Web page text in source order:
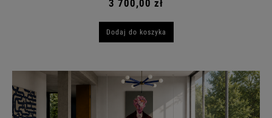
3 700,00 zł
Dodaj do koszyka